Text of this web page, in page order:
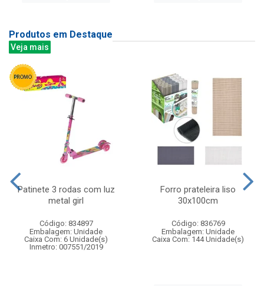
Produtos em Destaque
Veja mais
Patinete 3 rodas com luz
metal girl
Código: 834897
Embalagem: Unidade
Caixa Com: 6 Unidade(s)
Inmetro: 007551/2019
Forro prateleira liso
30x100cm
Código: 836769
Embalagem: Unidade
Caixa Com: 144 Unidade(s)